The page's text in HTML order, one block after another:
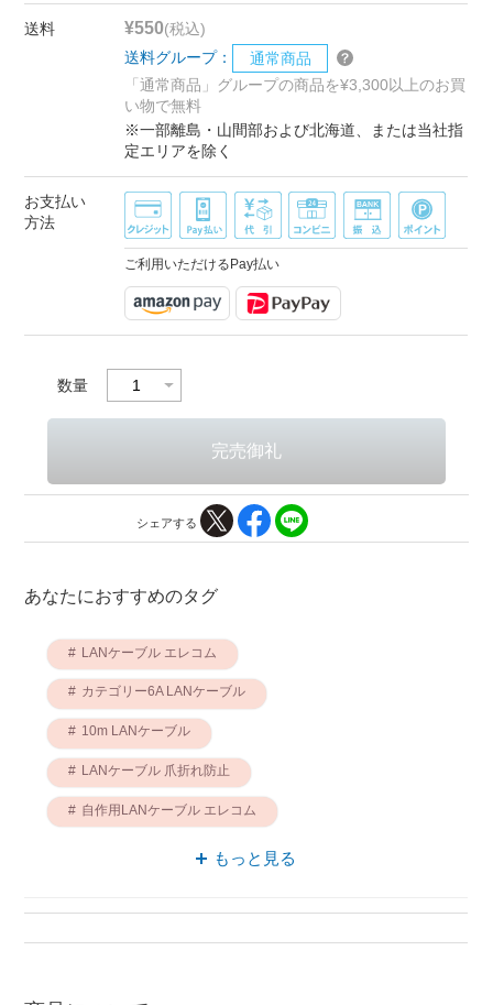
送料 ¥550(税込)
送料グループ：
通常商品
「通常商品」グループの商品を¥3,300以上のお買
い物で無料
※一部離島・山間部および北海道、または当社指
定エリアを除く
お支払い
方法
ご利用いただけるPay払い
数量
シェアする
あなたにおすすめのタグ
LANケーブル エレコム
カテゴリー6A LANケーブル
10m LANケーブル
LANケーブル 爪折れ防止
自作用LANケーブル エレコム
もっと見る